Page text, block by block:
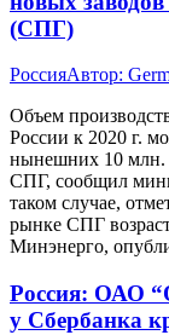
(СПГ)
РоссияАвтор:
Объем
России к 2020 г.
нынешних 10 млн.
СПГ, сообщил
таком случае,
рынке СПГ
Минэнерго,
Россия: ОАО
у Сбербанка